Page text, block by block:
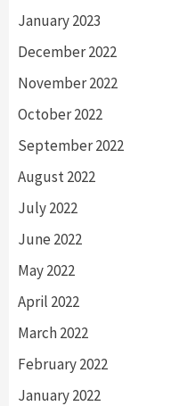
January 2023
December 2022
November 2022
October 2022
September 2022
August 2022
July 2022
June 2022
May 2022
April 2022
March 2022
February 2022
January 2022